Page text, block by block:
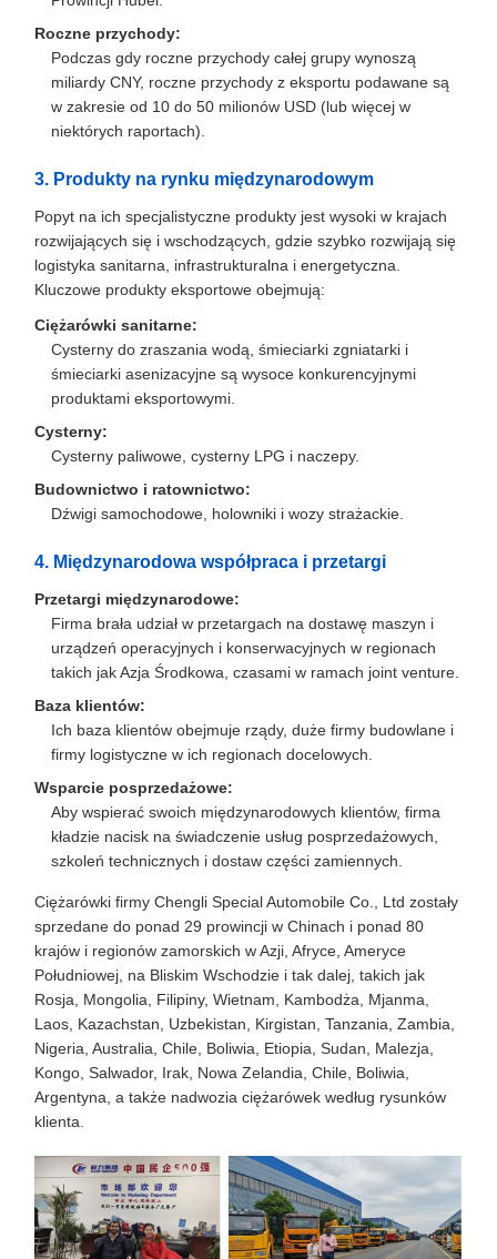
Roczne przychody:
Podczas gdy roczne przychody całej grupy wynoszą
miliardy CNY, roczne przychody z eksportu podawane są
w zakresie od 10 do 50 milionów USD (lub więcej w
niektórych raportach).
3. Produkty na rynku międzynarodowym
Popyt na ich specjalistyczne produkty jest wysoki w krajach
rozwijających się i wschodzących, gdzie szybko rozwijają się
logistyka sanitarna, infrastrukturalna i energetyczna.
Kluczowe produkty eksportowe obejmują:
Ciężarówki sanitarne:
Cysterny do zraszania wodą, śmieciarki zgniatarki i
śmieciarki asenizacyjne są wysoce konkurencyjnymi
produktami eksportowymi.
Cysterny:
Cysterny paliwowe, cysterny LPG i naczepy.
Budownictwo i ratownictwo:
Dźwigi samochodowe, holowniki i wozy strażackie.
4. Międzynarodowa współpraca i przetargi
Przetargi międzynarodowe:
Firma brała udział w przetargach na dostawę maszyn i
urządzeń operacyjnych i konserwacyjnych w regionach
takich jak Azja Środkowa, czasami w ramach joint venture.
Baza klientów:
Ich baza klientów obejmuje rządy, duże firmy budowlane i
firmy logistyczne w ich regionach docelowych.
Wsparcie posprzedażowe:
Aby wspierać swoich międzynarodowych klientów, firma
kładzie nacisk na świadczenie usług posprzedażowych,
szkoleń technicznych i dostaw części zamiennych.
Ciężarówki firmy Chengli Special Automobile Co., Ltd zostały
sprzedane do ponad 29 prowincji w Chinach i ponad 80
krajów i regionów zamorskich w Azji, Afryce, Ameryce
Południowej, na Bliskim Wschodzie i tak dalej, takich jak
Rosja, Mongolia, Filipiny, Wietnam, Kambodża, Mjanma,
Laos, Kazachstan, Uzbekistan, Kirgistan, Tanzania, Zambia,
Nigeria, Australia, Chile, Boliwia, Etiopia, Sudan, Malezja,
Kongo, Salwador, Irak, Nowa Zelandia, Chile, Boliwia,
Argentyna, a także nadwozia ciężarówek według rysunków
klienta.